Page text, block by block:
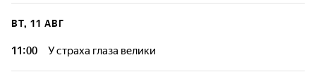
ВТ, 11 АВГ
11:00 У страха глаза велики